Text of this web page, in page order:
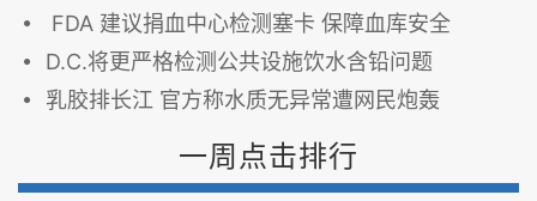
FDA 建议捐血中心检测塞卡 保障血库安全
D.C.将更严格检测公共设施饮水含铅问题
乳胶排长江 官方称水质无异常遭网民炮轰
一周点击排行